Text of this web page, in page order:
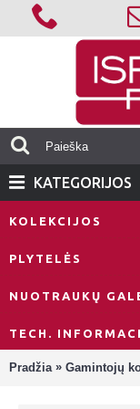
KATEGORIJOS
KOLEKCIJOS
PLYTELĖS
NUOTRAUKŲ
TECH.
Pradžia » Gamintojų